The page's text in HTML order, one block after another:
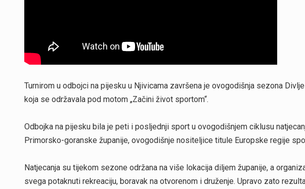
Turnirom u odbojci na pijesku u Njivicama završena je ovogodišnja sezona
koja se održavala pod motom „Začini život sportom“.
Odbojka na pijesku bila je peti i posljednji sport u ovogodišnjem ciklusu
Primorsko-goranske županije, ovogodišnje nositeljice titule Europske regije
Natjecanja su tijekom sezone održana na više lokacija diljem županije, a
svega potaknuti rekreaciju, boravak na otvorenom i druženje. Upravo zato